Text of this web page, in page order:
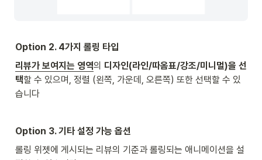
Option 2. 4가지 롤링 타입
리뷰가 보여지는 영역의 디자인(라인/따옴표/강조/미니멀)을 선
택할 수 있으며, 정렬 (왼쪽, 가운데, 오른쪽) 또한 선택할 수 있
습니다
Option 3. 기타 설정 가능 옵션
롤링 위젯에 게시되는 리뷰의 기준과 롤링되는 애니메이션을 설